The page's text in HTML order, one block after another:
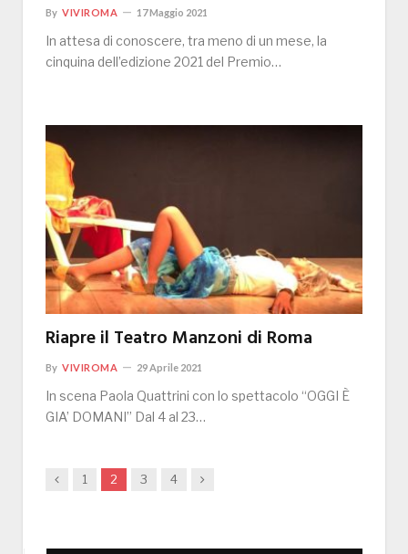
By VIVIROMA 17 Maggio 2021
In attesa di conoscere, tra meno di un mese, la
cinquina dell’edizione 2021 del Premio…
Riapre il Teatro Manzoni di Roma
By VIVIROMA 29 Aprile 2021
In scena Paola Quattrini con lo spettacolo “OGGI È
GIA’ DOMANI” Dal 4 al 23…
Previous
1 2 3 4 Next